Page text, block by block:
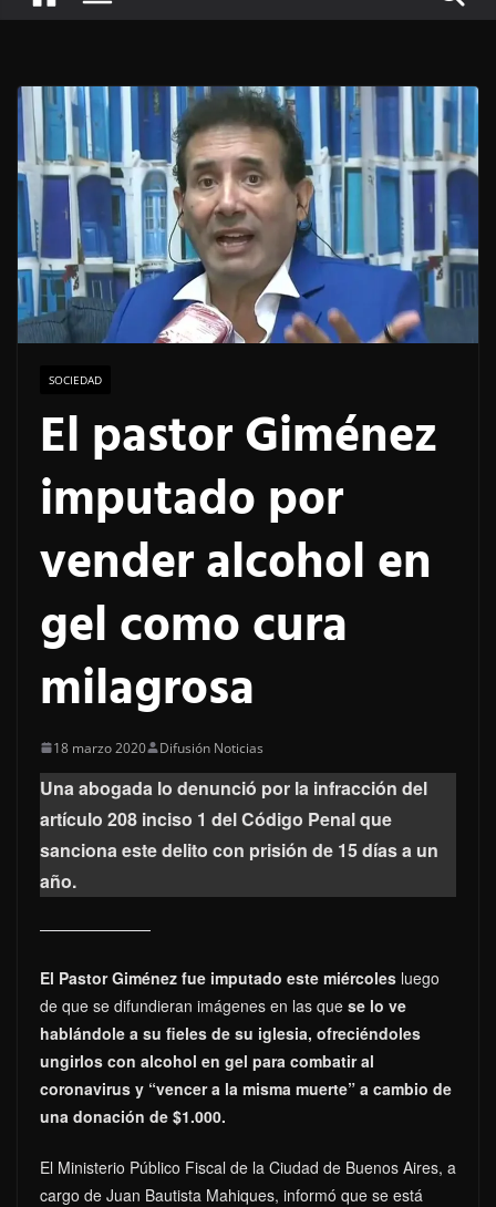
SOCIEDAD
El pastor Giménez
imputado por
vender alcohol en
gel como cura
milagrosa
18 marzo 2020 Difusión Noticias
Una abogada lo denunció por la infracción del
artículo 208 inciso 1 del Código Penal que
sanciona este delito con prisión de 15 días a un
año.
El Pastor Giménez fue imputado este miércoles luego
de que se difundieran imágenes en las que se lo ve
hablándole a su fieles de su iglesia, ofreciéndoles
ungirlos con alcohol en gel para combatir al
coronavirus y “vencer a la misma muerte” a cambio de
una donación de $1.000.
El Ministerio Público Fiscal de la Ciudad de Buenos Aires, a
cargo de Juan Bautista Mahiques, informó que se está